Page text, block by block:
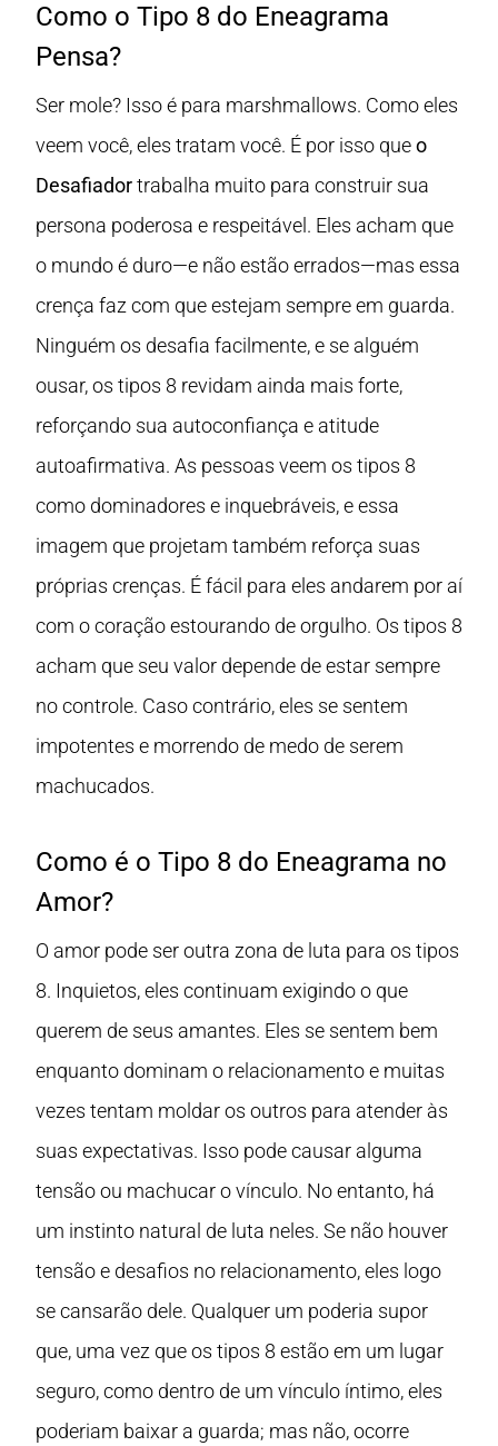
Como o Tipo 8 do Eneagrama
Pensa?
Ser mole? Isso é para marshmallows. Como eles
veem você, eles tratam você. É por isso queo
Desafiadortrabalha muito para construir sua
persona poderosa e respeitável. Eles acham que
o mundo é duro—e não estão errados—mas essa
crença faz com que estejam sempre em guarda.
Ninguém os desafia facilmente, e se alguém
ousar, os tipos 8 revidam ainda mais forte,
reforçando sua autoconfiança e atitude
autoafirmativa. As pessoas veem os tipos 8
como dominadores e inquebráveis, e essa
imagem que projetam também reforça suas
próprias crenças. É fácil para eles andarem por aí
com o coração estourando de orgulho. Os tipos 8
acham que seu valor depende de estar sempre
no controle. Caso contrário, eles se sentem
impotentes e morrendo de medo de serem
machucados.
Como é o Tipo 8 do Eneagrama no
Amor?
O amor pode ser outra zona de luta para os tipos
8. Inquietos, eles continuam exigindo o que
querem de seus amantes. Eles se sentem bem
enquanto dominam o relacionamento e muitas
vezes tentam moldar os outros para atender às
suas expectativas. Isso pode causar alguma
tensão ou machucar o vínculo. No entanto, há
um instinto natural de luta neles. Se não houver
tensão e desafios no relacionamento, eles logo
se cansarão dele. Qualquer um poderia supor
que, uma vez que os tipos 8 estão em um lugar
seguro, como dentro de um vínculo íntimo, eles
poderiam baixar a guarda; mas não, ocorre